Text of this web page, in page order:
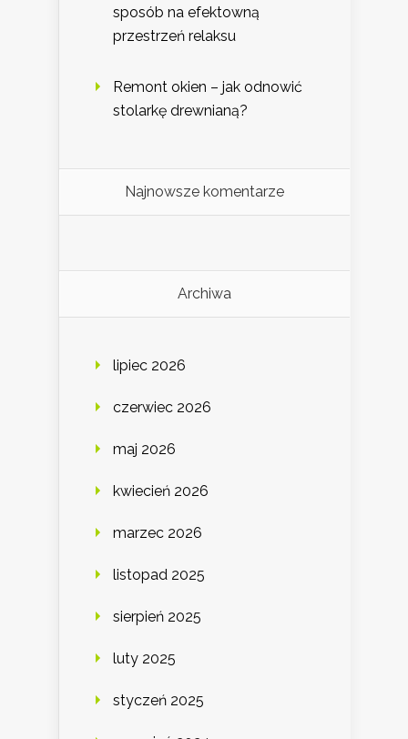
sposób na efektowną
przestrzeń relaksu
Remont okien – jak odnowić
stolarkę drewnianą?
Najnowsze komentarze
Archiwa
lipiec 2026
czerwiec 2026
maj 2026
kwiecień 2026
marzec 2026
listopad 2025
sierpień 2025
luty 2025
styczeń 2025